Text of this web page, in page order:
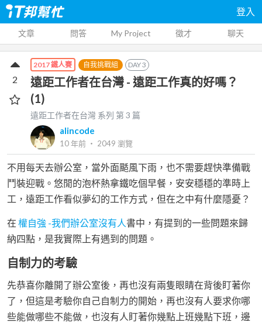
登入
文章 問答 My Project 徵才 聊天
2017 鐵人賽 自我挑戰組 DAY3
遠距工作者在台灣 - 遠距工作真的好嗎？
(1)
遠距工作者在台灣 系列 第3 篇
alincode
10 年前 ‧ 2049 瀏覽
2
不用每天去辦公室，當外面颳風下雨，也不需要趕快準備戰
鬥裝迎戰。悠閒的泡杯熱拿鐵吃個早餐，安安穩穩的準時上
工，遠距工作看似夢幻的工作方式，但在之中有什麼隱憂？
在 權自強 -我們辦公室沒有人書中，有提到的一些問題來歸
納四點，是我實際上有遇到的問題。
自制力的考驗
先恭喜你離開了辦公室後，再也沒有兩隻眼睛在背後盯著你
了，但這是考驗你自己自制力的開始，再也沒有人要求你哪
些能做哪些不能做，也沒有人盯著你幾點上班幾點下班，邊